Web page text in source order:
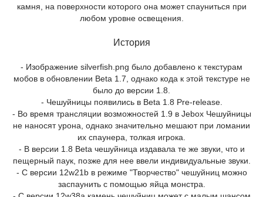
камня, на поверхности которого она может спауниться при
любом уровне освещения.
История
- Изображение silverfish.png было добавлено к текстурам
мобов в обновлении Beta 1.7, однако кода к этой текстуре не
было до версии 1.8.
- Чешуйницы появились в Beta 1.8 Pre-release.
- Во время трансляции возможностей 1.9 в Jebox Чешуйницы
не наносят урона, однако значительно мешают при ломании
их спаунера, толкая игрока.
- В версии 1.8 Beta чешуйница издавала те же звуки, что и
пещерный паук, позже для нее ввели индивидуальные звуки.
- С версии 12w21b в режиме "Творчество" чешуйниц можно
заспаунить с помощью яйца монстра.